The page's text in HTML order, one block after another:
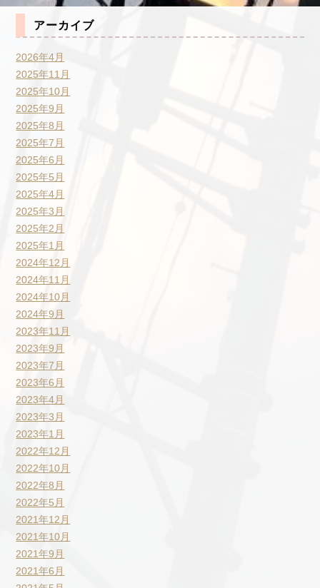
アーカイブ
2026年4月
2025年11月
2025年10月
2025年9月
2025年8月
2025年7月
2025年6月
2025年5月
2025年4月
2025年3月
2025年2月
2025年1月
2024年12月
2024年11月
2024年10月
2024年9月
2023年11月
2023年9月
2023年7月
2023年6月
2023年4月
2023年3月
2023年1月
2022年12月
2022年10月
2022年8月
2022年5月
2021年12月
2021年10月
2021年9月
2021年6月